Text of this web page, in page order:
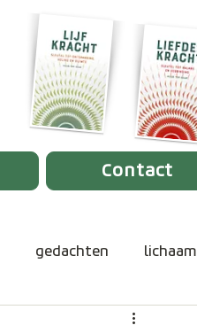
Contact
gedachten lichaam
trauma